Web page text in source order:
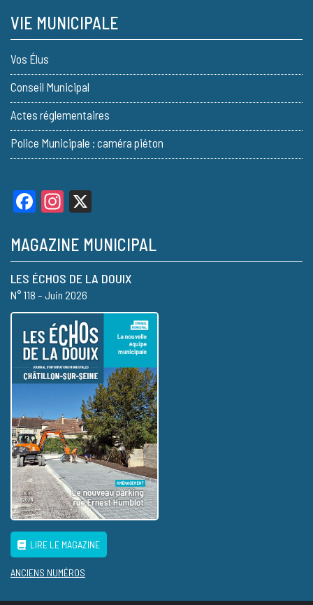
VIE MUNICIPALE
Vos Élus
Conseil Municipal
Actes réglementaires
Police Municipale : caméra piéton
FacebookInstagram
MAGAZINE MUNICIPAL
LES ÉCHOS DE LA DOUIX
N° 118 – Juin 2026
LIRE LE MAGAZINE
ANCIENS NUMÉROS